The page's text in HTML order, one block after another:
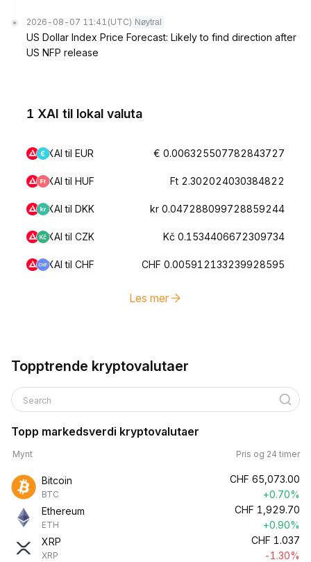
2026-08-07 11:41 (UTC) Nøytral
US Dollar Index Price Forecast: Likely to find direction after
US NFP release
1 XAI til lokal valuta
XAI til EUR € 0.006325507782843727
XAI til HUF Ft 2.302024030384822
XAI til DKK kr 0.047288099728859244
XAI til CZK Kč 0.1534406672309734
XAI til CHF CHF 0.005912133239928595
Les mer
Topptrende kryptovalutaer
Search
Topp markedsverdi kryptovalutaer
Mynt Pris og 24 timer
Bitcoin
BTC
CHF 65,073.00
+0.70%
Ethereum
ETH
CHF 1,929.70
+0.90%
XRP
XRP
CHF 1.037
-1.30%